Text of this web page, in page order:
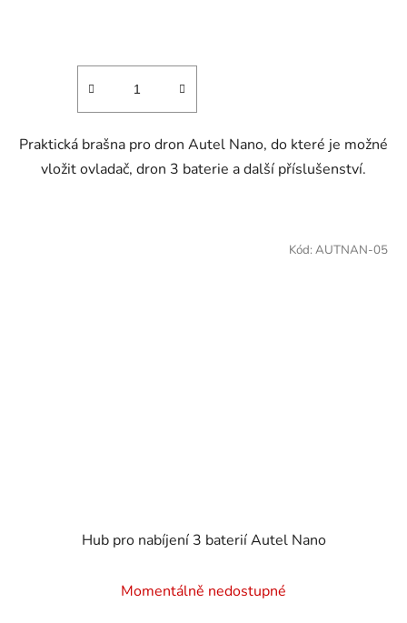
Praktická brašna pro dron Autel Nano, do které je možné
vložit ovladač, dron 3 baterie a další příslušenství.
Hub pro nabíjení 3 baterií Autel Nano
Momentálně nedostupné
Kód: AUTNAN-05